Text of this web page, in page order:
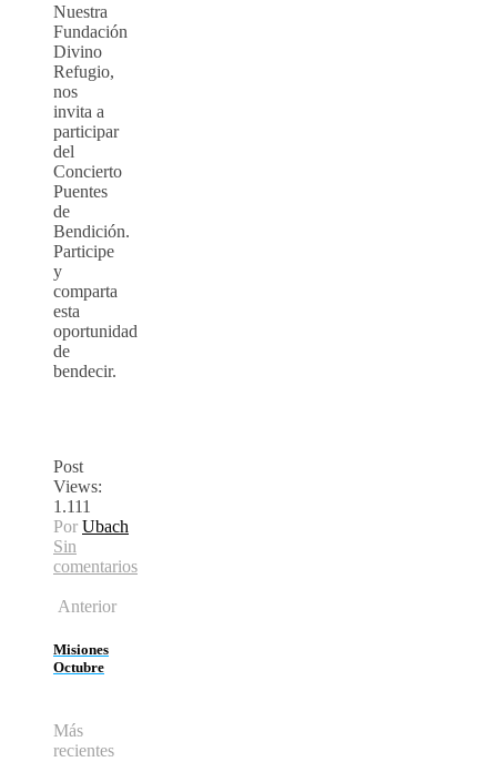
Nuestra
Fundación
Divino
Refugio,
nos
invita a
participar
del
Concierto
Puentes
de
Bendición.
Participe
y
comparta
esta
oportunidad
de
bendecir.
Post
Views:
1.111
Por Ubach
Sin
comentarios
Anterior
Misiones
Octubre
Más
recientes